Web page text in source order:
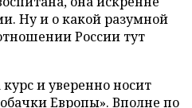
Ну и о какой разумной
России тут
и уверенно носит
Европы». Вполне по